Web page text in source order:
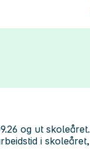
og ut skoleåret.
i skoleåret,